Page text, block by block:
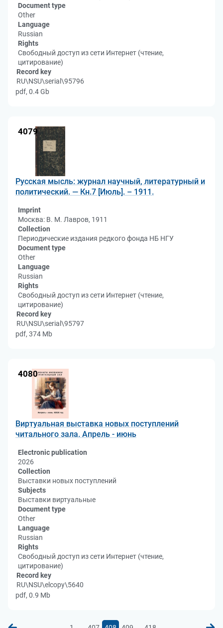
Document type
Other
Language
Russian
Rights
Свободный доступ из сети Интернет (чтение,
цитирование)
Record key
RU\NSU\serial\95796
pdf, 0.4 Gb
4079
Русская мысль: журнал научный, литературный и
политический. — Кн.7 [Июль]. – 1911.
Imprint
Москва: В. М. Лавров, 1911
Collection
Периодические издания редкого фонда НБ НГУ
Document type
Other
Language
Russian
Rights
Свободный доступ из сети Интернет (чтение,
цитирование)
Record key
RU\NSU\serial\95797
pdf, 374 Mb
4080
Виртуальная выставка новых поступлений
читального зала. Апрель - июнь
Electronic publication
2026
Collection
Выставки новых поступлений
Subjects
Выставки виртуальные
Document type
Other
Language
Russian
Rights
Свободный доступ из сети Интернет (чтение,
цитирование)
Record key
RU\NSU\elcopy\5640
pdf, 0.9 Mb